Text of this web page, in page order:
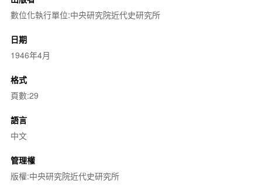
數位化執行單位:中央研究院近代史研究所
日期
1946年4月
格式
頁數:29
語言
中文
管理權
版權:中央研究院近代史研究所